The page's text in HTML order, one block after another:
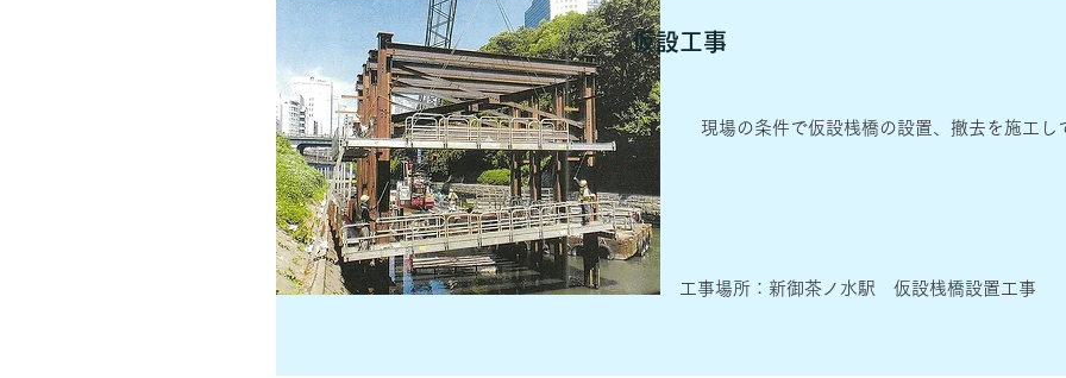
現場の条件で仮設桟橋の設置、撤去を施工し
仮設工事
​工事場所：新御茶ノ水駅 仮設桟橋設置工事